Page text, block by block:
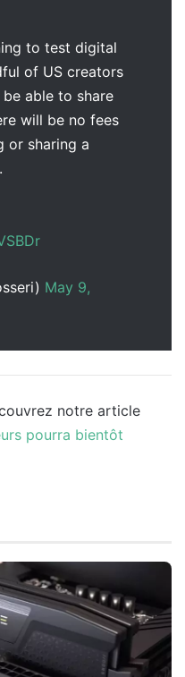
to test digital
of US creators
able to share
will be no fees
or sharing a
May 9,
notre article
pourra bientôt